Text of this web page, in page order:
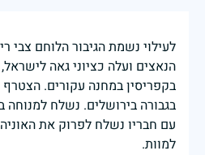
לעילוי נשמת הגיבור הלוחם צבי
הנאצים ועלה כציוני גאה
בקפריסין במחנה עקורים. הצטרף
בגבורה בירושלים. נשלח למנוחה
עם חבריו נשלח לפרוק את
למוות.